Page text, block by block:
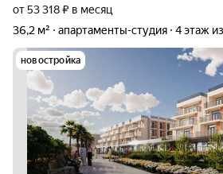
от 53 318 ₽ в месяц
36,2 м²
апартаменты-студия 4 этаж
новостройка